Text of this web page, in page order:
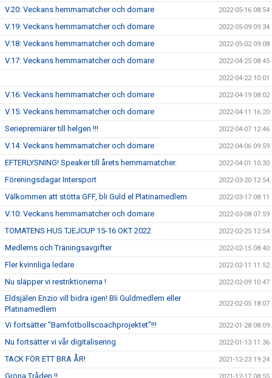
V.20: Veckans hemmamatcher och domare 2022-05-16 08:54
V.19: Veckans hemmamatcher och domare 2022-05-09 09:34
V.18: Veckans hemmamatcher och domare 2022-05-02 09:08
V.17: Veckans hemmamatcher och domare 2022-04-25 08:45
2022-04-22 10:01
V.16: Veckans hemmamatcher och domare 2022-04-19 08:02
V.15: Veckans hemmamatcher och domare 2022-04-11 16:20
Seriepremiärer till helgen !!! 2022-04-07 12:46
V.14: Veckans hemmamatcher och domare 2022-04-06 09:59
EFTERLYSNING! Speaker till årets hemmamatcher. 2022-04-01 10:30
Föreningsdagar Intersport 2022-03-20 12:54
Välkommen att stötta GFF, bli Guld el Platinamedlem 2022-03-17 08:11
V.10: Veckans hemmamatcher och domare 2022-03-08 07:59
TOMATENS HUS TJEJCUP 15-16 OKT 2022 2022-02-25 12:54
Medlems och Träningsavgifter 2022-02-15 08:40
Fler kvinnliga ledare 2022-02-11 11:52
Nu släpper vi restriktionerna ! 2022-02-09 10:47
Eldsjälen Enzio vill bidra igen! Bli Guldmedlem eller
Platinamedlem
2022-02-05 18:07
Vi fortsätter "Barnfotbollscoachprojektet"!!! 2022-01-28 08:09
Nu fortsätter vi vår digitalisering 2022-01-13 11:36
TACK FÖR ETT BRA ÅR! 2021-12-23 19:24
Gröna Tråden !!